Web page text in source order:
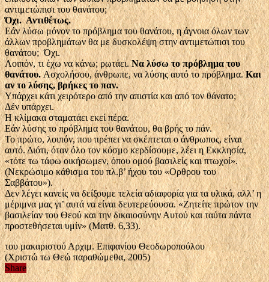
αντιμετώπισι του θανάτου;
Όχι. Αντιθέτως.
Εάν λύσω μόνον το πρόβλημα του θανάτου, η άγνοια όλων των
άλλων προβλημάτων θα με δυσκολέψη στην αντιμετώπισι του
θανάτου; Όχι.
Λοιπόν, τι έχω να κάνω; ρωτάει.Να λύσω το πρόβλημα του
θανάτου.Ασχολήσου, άνθρωπε, να λύσης αυτό το πρόβλημα.Και
αν το λύσης, βρήκες το παν.
Υπάρχει κάτι χειρότερο από την απιστία και από τον θάνατο;
Δέν υπάρχει.
Η κλίμακα σταματάει εκεί πέρα.
Εάν λύσης το πρόβλημα του θανάτου, θα βρής το πάν.
Το πρώτο, λοιπόν, που πρέπει να σκέπτεται ο άνθρωπος, είναι
αυτό. Διότι, όταν όλο τον κόσμο κερδίσουμε, λέει η Εκκλησία,
«τότε τω τάφω οικήσωμεν, όπου ομού βασιλείς και πτωχοί».
(Νεκρώσιμο κάθισμα του πλ.β’ ήχου του «Ορθρου του
Σαββάτου»).
Δεν λέγει κανείς να δείξουμε τελεία αδιαφορία για τα υλικά, αλλ’ η
μέριμνα μας γι’ αυτά να είναι δευτερεύουσα. «Ζητείτε πρώτον την
βασιλείαν του Θεού και την δικαιοσύνην Αυτού και ταύτα πάντα
προστεθήσεται υμίν» (Ματθ. 6,33).
του μακαριστού Αρχιμ. Επιφανίου Θεοδωροπούλου
(Χριστώ τω Θεώ παραθώμεθα, 2005)
Share